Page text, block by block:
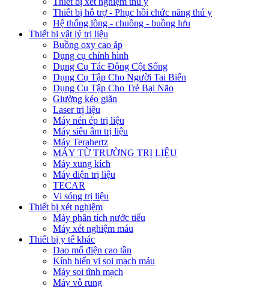
Thiết bị hỗ trợ - Phục hồi chức năng thú y
Hệ thống lồng - chuồng - buồng lưu
Thiết bị vật lý trị liệu
Buồng oxy cao áp
Dụng cụ chỉnh hình
Dụng Cụ Tác Động Cột Sống
Dụng Cụ Tập Cho Người Tai Biến
Dụng Cụ Tập Cho Trẻ Bại Não
Giường kéo giãn
Laser trị liệu
Máy nén ép trị liệu
Máy siêu âm trị liệu
Máy Terahertz
MÁY TỪ TRƯỜNG TRỊ LIỆU
Máy xung kích
Máy điện trị liệu
TECAR
Vi sóng trị liệu
Thiết bị xét nghiệm
Máy phân tích nước tiểu
Máy xét nghiệm máu
Thiết bị y tế khác
Dao mổ điện cao tần
Kính hiển vi soi mạch máu
Máy soi tĩnh mạch
Máy vỗ rung